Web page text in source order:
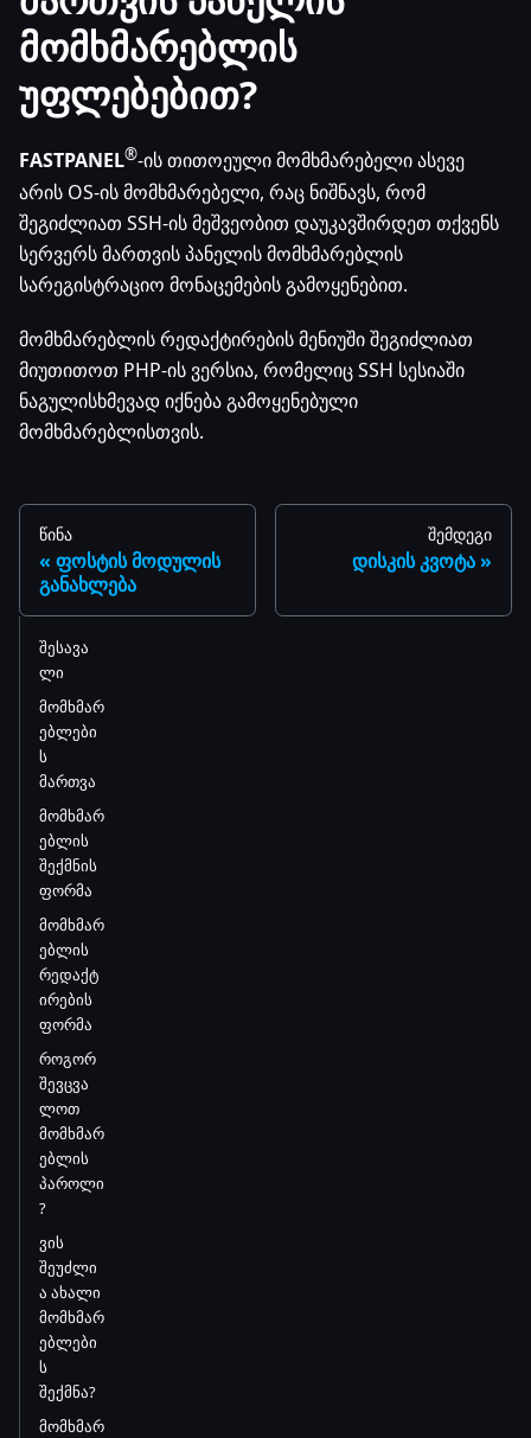
მომხმარებლის
უფლებებით?
FASTPANEL®-ის თითოეული მომხმარებელი ასევე
არის OS-ის მომხმარებელი, რაც ნიშნავს, რომ
შეგიძლიათ SSH-ის მეშვეობით დაუკავშირდეთ თქვენს
სერვერს მართვის პანელის მომხმარებლის
სარეგისტრაციო მონაცემების გამოყენებით.
მომხმარებლის რედაქტირების მენიუში შეგიძლიათ
მიუთითოთ PHP-ის ვერსია, რომელიც SSH სესიაში
ნაგულისხმევად იქნება გამოყენებული
მომხმარებლისთვის.
წინა
ფოსტის მოდულის
განახლება
შემდეგი
დისკის კვოტა
შესავა
ლი
მომხმარ
ებლები
ს
მართვა
მომხმარ
ებლის
შექმნის
ფორმა
მომხმარ
ებლის
რედაქტ
ირების
ფორმა
როგორ
შევცვა
ლოთ
მომხმარ
ებლის
პაროლი
?
ვის
შეუძლი
ა ახალი
მომხმარ
ებლები
ს
შექმნა?
მომხმარ